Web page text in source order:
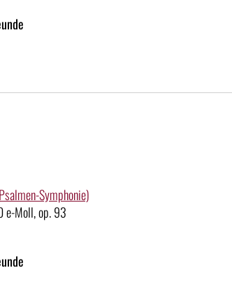
Symphonie)
e-Moll, op. 93